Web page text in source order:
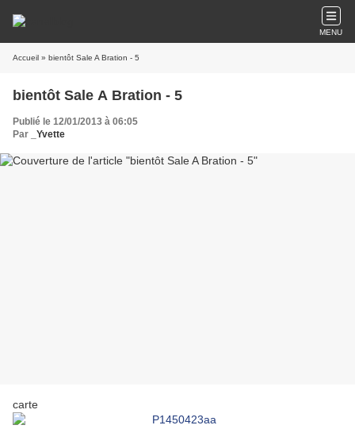
MENU
Accueil » bientôt Sale A Bration - 5
bientôt Sale A Bration - 5
Publié le 12/01/2013 à 06:05
Par
_Yvette
carte